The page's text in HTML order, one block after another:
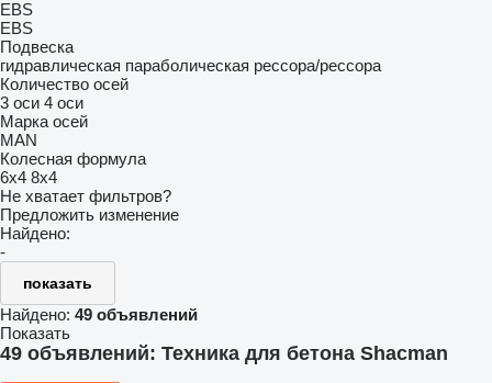
EBS
EBS
Подвеска
гидравлическая параболическая рессора/рессора
Количество осей
3 оси 4 оси
Марка осей
MAN
Колесная формула
6x4 8x4
Не хватает фильтров?
Предложить изменение
Найдено:
-
показать
Найдено: 49 объявлений
Показать
49 объявлений: Техника для бетона Shacman